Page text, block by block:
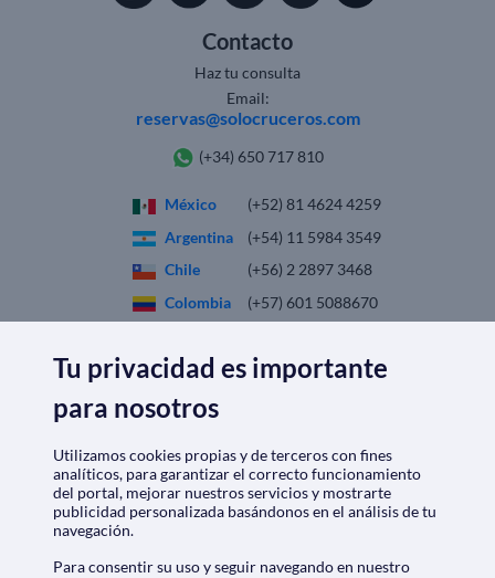
Contacto
Haz tu consulta
Email:
reservas@solocruceros.com
(+34) 650 717 810
México
(+52) 81 4624 4259
Argentina
(+54) 11 5984 3549
Chile
(+56) 2 2897 3468
Colombia
(+57) 601 5088670
Perú
(+51) 1 7099225
SOLOCRUCEROS.MX
Quiénes somos|Aviso Legal|Política de privacidad
Política de cookies |Condiciones generales
Tu privacidad es importante
para nosotros
Utilizamos cookies propias y de terceros con fines
analíticos, para garantizar el correcto funcionamiento
del portal, mejorar nuestros servicios y mostrarte
publicidad personalizada basándonos en el análisis de tu
navegación.
Para consentir su uso y seguir navegando en nuestro